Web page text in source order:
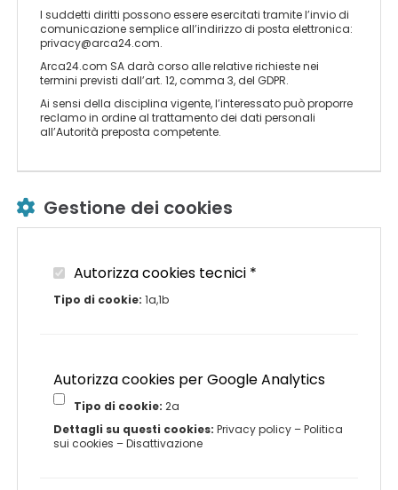
I suddetti diritti possono essere esercitati tramite l’invio di
comunicazione semplice all’indirizzo di posta elettronica:
privacy@arca24.com.
Arca24.com SA darà corso alle relative richieste nei
termini previsti dall’art. 12, comma 3, del GDPR.
Ai sensi della disciplina vigente, l’interessato può proporre
reclamo in ordine al trattamento dei dati personali
all’Autorità preposta competente.
Gestione dei cookies
Autorizza cookies tecnici *
Tipo di cookie: 1a,1b
Autorizza cookies per Google Analytics
Tipo di cookie: 2a
Dettagli su questi cookies: Privacy policy –Politica
sui cookies –Disattivazione